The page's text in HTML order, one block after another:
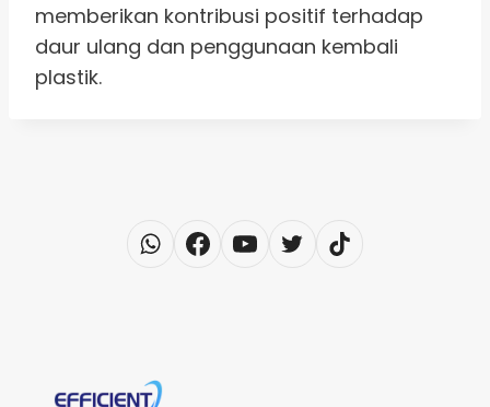
memberikan kontribusi positif terhadap
daur ulang dan penggunaan kembali
plastik.